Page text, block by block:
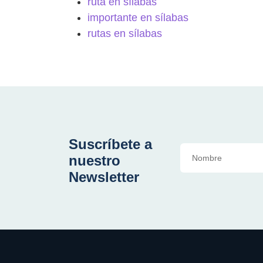
importante en sílabas
rutas en sílabas
Suscríbete a
nuestro
Newsletter